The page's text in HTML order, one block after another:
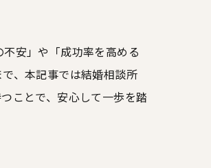
安」や「成功率を高める
、本記事では結婚相談所
ことで、安心して一歩を踏